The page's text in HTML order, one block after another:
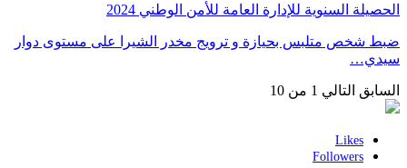
الحصيلة السنوية للإدارة العامة للأمن الوطني 2024
ضبط شخص متلبس بحيازة و ترويج مخدر الشيرا على مستوى دوار
سيدي…
السابق التالي 1 من 10
Likes
Followers